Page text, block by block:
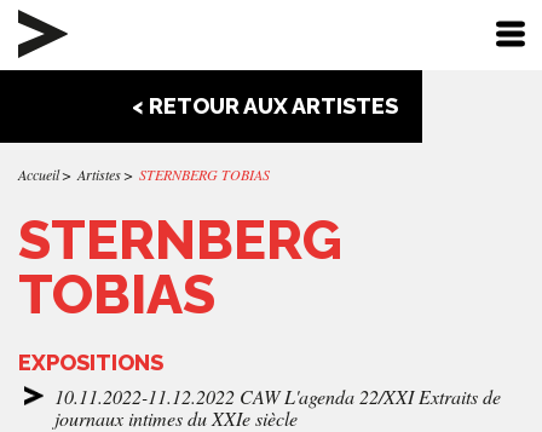
< RETOUR AUX ARTISTES
Accueil Artistes STERNBERG TOBIAS
STERNBERG
TOBIAS
EXPOSITIONS
10.11.2022-11.12.2022 CAW L'agenda 22/XXI Extraits de
journaux intimes du XXIe siècle